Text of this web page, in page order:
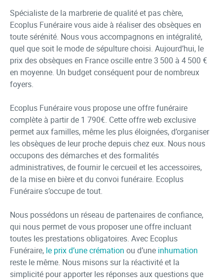
Spécialiste de la marbrerie de qualité et pas chère,
Ecoplus Funéraire vous aide à réaliser des obsèques en
toute sérénité. Nous vous accompagnons en intégralité,
quel que soit le mode de sépulture choisi. Aujourd’hui, le
prix des obsèques en France oscille entre 3 500 à 4 500 €
en moyenne. Un budget conséquent pour de nombreux
foyers.
Ecoplus Funéraire vous propose une offre funéraire
complète à partir de 1 790€. Cette offre web exclusive
permet aux familles, même les plus éloignées, d’organiser
les obsèques de leur proche depuis chez eux. Nous nous
occupons des démarches et des formalités
administratives, de fournir le cercueil et les accessoires,
de la mise en bière et du convoi funéraire. Ecoplus
Funéraire s’occupe de tout.
Nous possédons un réseau de partenaires de confiance,
qui nous permet de vous proposer une offre incluant
toutes les prestations obligatoires. Avec Ecoplus
Funéraire, le prix d’une crémation ou d’une inhumation
reste le même. Nous misons sur la réactivité et la
simplicité pour apporter les réponses aux questions que